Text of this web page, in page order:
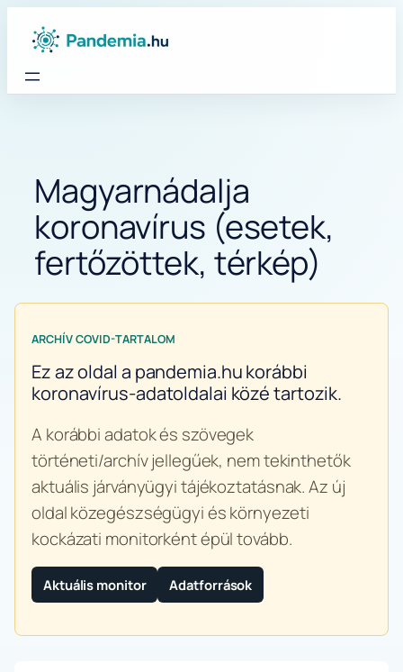
Magyarnádalja
koronavírus (esetek,
fertőzöttek, térkép)
ARCHÍV COVID-TARTALOM
Ez az oldal a pandemia.hu korábbi
koronavírus-adatoldalai közé tartozik.
A korábbi adatok és szövegek
történeti/archív jellegűek, nem tekinthetők
aktuális járványügyi tájékoztatásnak. Az új
oldal közegészségügyi és környezeti
kockázati monitorként épül tovább.
Aktuális monitor Adatforrások